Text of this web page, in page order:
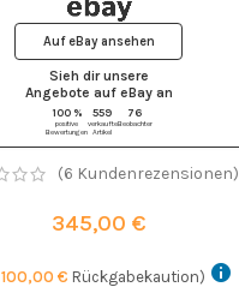
Sieh dir unsere
Angebote auf eBayan
100 %
positive
Bewertungen
559
verkaufte
Artikel
76
Beobachter
Auf eBay ansehen
(6 Kundenrezensionen)
345,00 €
100,00 € Rückgabekaution)